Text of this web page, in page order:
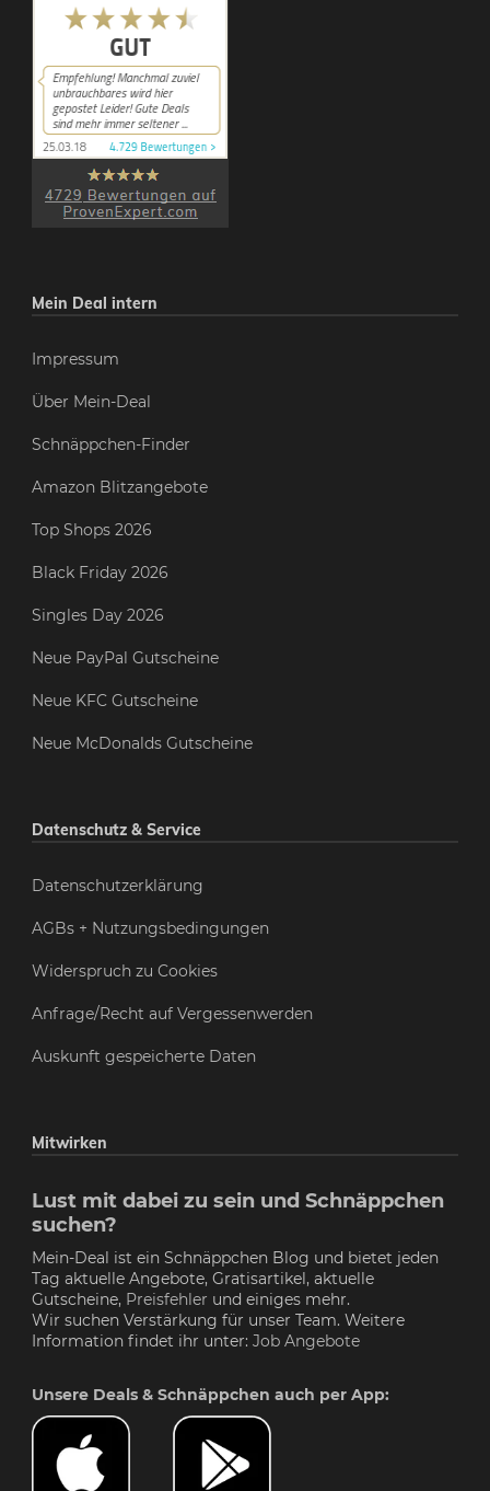
Mein Deal intern
Impressum
Über Mein-Deal
Schnäppchen-Finder
Amazon Blitzangebote
Top Shops 2026
Black Friday 2026
Singles Day 2026
Neue PayPal Gutscheine
Neue KFC Gutscheine
Neue McDonalds Gutscheine
Datenschutz & Service
Datenschutzerklärung
AGBs + Nutzungsbedingungen
Widerspruch zu Cookies
Anfrage/Recht auf Vergessenwerden
Auskunft gespeicherte Daten
Mitwirken
Lust mit dabei zu sein und Schnäppchen
suchen?
Mein-Deal ist ein Schnäppchen Blog und bietet jeden
Tag aktuelle Angebote, Gratisartikel, aktuelle
Gutscheine, Preisfehler und einiges mehr.
Wir suchen Verstärkung für unser Team. Weitere
Information findet ihr unter: Job Angebote
Unsere Deals & Schnäppchen auch per App: